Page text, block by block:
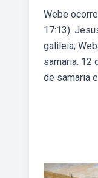
Webe
17:13).
galileia;
samaria. 12
de samaria